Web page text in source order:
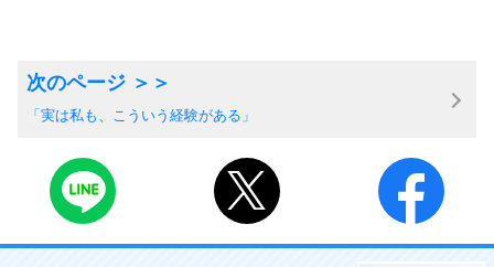
「実は私も、こういう経験がある」